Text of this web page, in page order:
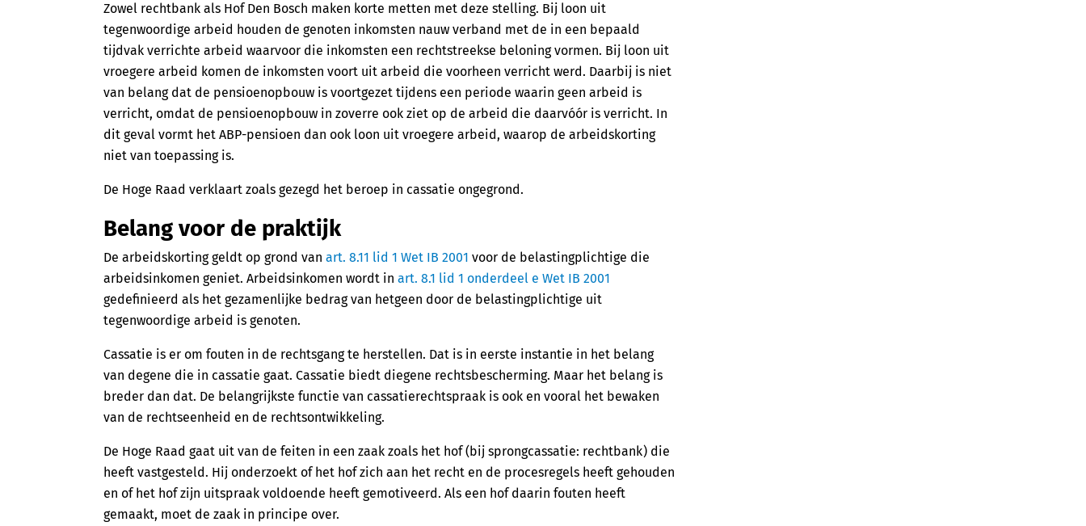
Zowel rechtbank als Hof Den Bosch maken korte metten met deze stelling. Bij loon uit
tegenwoordige arbeid houden de genoten inkomsten nauw verband met de in een bepaald
tijdvak verrichte arbeid waarvoor die inkomsten een rechtstreekse beloning vormen. Bij loon uit
vroegere arbeid komen de inkomsten voort uit arbeid die voorheen verricht werd. Daarbij is niet
van belang dat de pensioenopbouw is voortgezet tijdens een periode waarin geen arbeid is
verricht, omdat de pensioenopbouw in zoverre ook ziet op de arbeid die daarvóór is verricht. In
dit geval vormt het ABP-pensioen dan ook loon uit vroegere arbeid, waarop de arbeidskorting
niet van toepassing is.
De Hoge Raad verklaart zoals gezegd het beroep in cassatie ongegrond.
Belang voor de praktijk
De arbeidskorting geldt op grond van art. 8.11 lid 1 Wet IB 2001 voor de belastingplichtige die
arbeidsinkomen geniet. Arbeidsinkomen wordt in art. 8.1 lid 1 onderdeel e Wet IB 2001
gedefinieerd als het gezamenlijke bedrag van hetgeen door de belastingplichtige uit
tegenwoordige arbeid is genoten.
Cassatie is er om fouten in de rechtsgang te herstellen. Dat is in eerste instantie in het belang
van degene die in cassatie gaat. Cassatie biedt diegene rechtsbescherming. Maar het belang is
breder dan dat. De belangrijkste functie van cassatierechtspraak is ook en vooral het bewaken
van de rechtseenheid en de rechtsontwikkeling.
De Hoge Raad gaat uit van de feiten in een zaak zoals het hof (bij sprongcassatie: rechtbank) die
heeft vastgesteld. Hij onderzoekt of het hof zich aan het recht en de procesregels heeft gehouden
en of het hof zijn uitspraak voldoende heeft gemotiveerd. Als een hof daarin fouten heeft
gemaakt, moet de zaak in principe over.